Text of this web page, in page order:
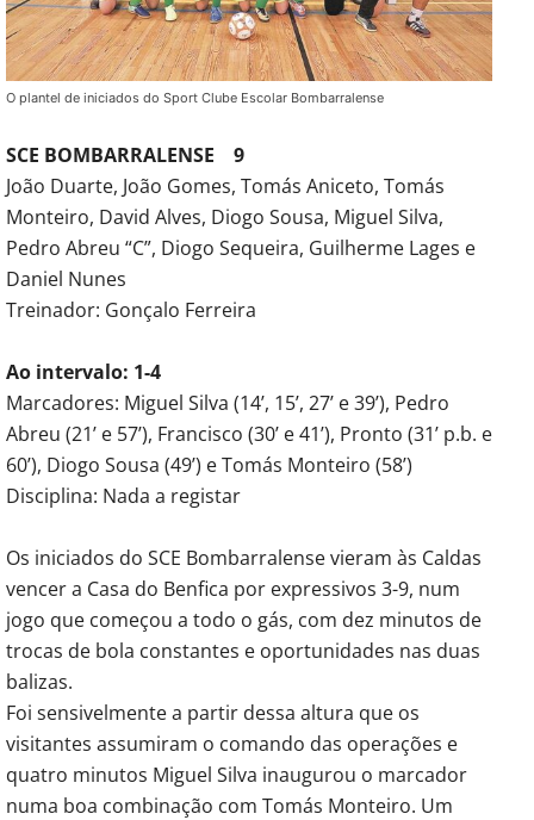
O plantel de iniciados do Sport Clube Escolar Bombarralense
SCE BOMBARRALENSE 9
João Duarte, João Gomes, Tomás Aniceto, Tomás
Monteiro, David Alves, Diogo Sousa, Miguel Silva,
Pedro Abreu “C”, Diogo Sequeira, Guilherme Lages e
Daniel Nunes
Treinador: Gonçalo Ferreira
Ao intervalo: 1-4
Marcadores: Miguel Silva (14’, 15’, 27’ e 39’), Pedro
Abreu (21’ e 57’), Francisco (30’ e 41’), Pronto (31’ p.b. e
60’), Diogo Sousa (49’) e Tomás Monteiro (58’)
Disciplina: Nada a registar
Os iniciados do SCE Bombarralense vieram às Caldas
vencer a Casa do Benfica por expressivos 3-9, num
jogo que começou a todo o gás, com dez minutos de
trocas de bola constantes e oportunidades nas duas
balizas.
Foi sensivelmente a partir dessa altura que os
visitantes assumiram o comando das operações e
quatro minutos Miguel Silva inaugurou o marcador
numa boa combinação com Tomás Monteiro. Um